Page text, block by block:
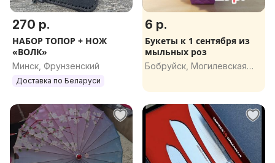
270 р.
НАБОР ТОПОР + НОЖ
«ВОЛК»
Минск, Фрунзенский
Доставка по Беларуси
6 р.
Букеты к 1 сентября из
мыльных роз
Бобруйск, Могилевская